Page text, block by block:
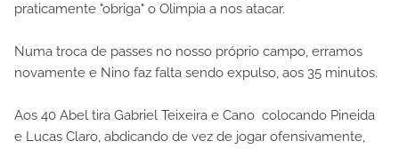
praticamente "obriga" o Olimpia a nos atacar.
Numa troca de passes no nosso próprio campo, erramos
novamente e Nino faz falta sendo expulso, aos 35 minutos.
Aos 40 Abel tira Gabriel Teixeira e Cano colocando Pineida
e Lucas Claro, abdicando de vez de jogar ofensivamente,